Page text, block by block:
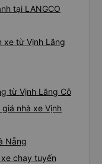
tại LANGCO
xe từ Vịnh Lăng
từ Vịnh Lăng Cô
nhà xe Vịnh
Nẵng
chạy tuyến